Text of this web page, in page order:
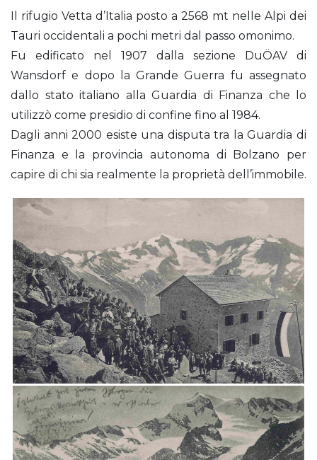
Il rifugio Vetta d’Italia posto a 2568 mt nelle Alpi dei
Tauri occidentali a pochi metri dal passo omonimo.
Fu edificato nel 1907 dalla sezione DuÖAV di
Wansdorf e dopo la Grande Guerra fu assegnato
dallo stato italiano alla Guardia di Finanza che lo
utilizzò come presidio di confine fino al 1984.
Dagli anni 2000 esiste una disputa tra la Guardia di
Finanza e la provincia autonoma di Bolzano per
capire di chi sia realmente la proprietà dell’immobile.